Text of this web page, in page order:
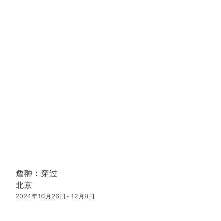
詹翀：穿过
北京
2024年10月26日 - 12月8日